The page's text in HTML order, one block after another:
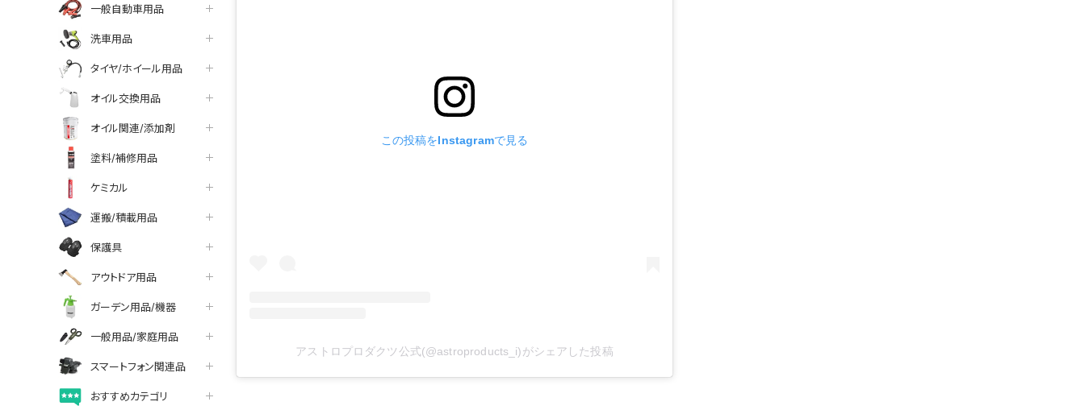
一般自動車用品
洗車用品
タイヤ/ホイール用品
オイル交換用品
オイル関連/添加剤
塗料/補修用品
ケミカル
運搬/積載用品
保護具
アウトドア用品
ガーデン用品/機器
一般用品/家庭用品
スマートフォン関連品
おすすめカテゴリ
この投稿をInstagramで見る
アストロプロダクツ公式(@astroproducts_i)がシェアした投稿